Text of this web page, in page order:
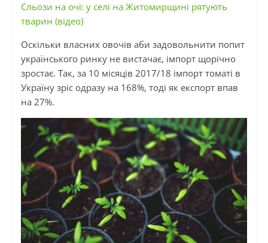
Сльози на очі: у селі на Житомирщині рятують
тварин (відео)
Оскільки власних овочів аби задовольнити попит
українського ринку не вистачає, імпорт щорічно
зростає. Так, за 10 місяців 2017/18 імпорт томаті в
Україну зріс одразу на 168%, тоді як експорт впав
на 27%.